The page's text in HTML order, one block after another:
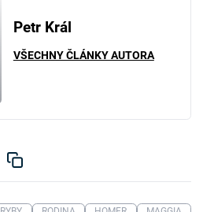
Petr Král
VŠECHNY ČLÁNKY AUTORA